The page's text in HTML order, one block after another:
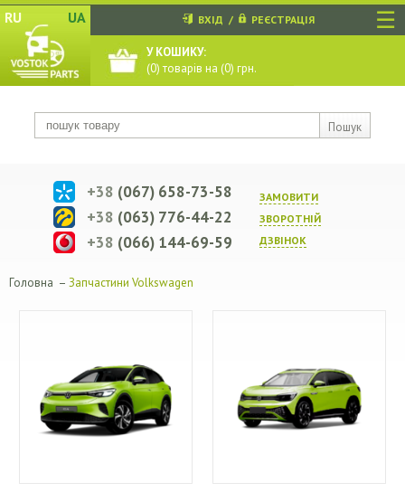
☰
RU UA
Пошук
ВХІД / РЕЄСТРАЦІЯ
У КОШИКУ:
(0) товарів на (0) грн.
ЗАМОВИТИ
ЗВОРОТНIЙ
ДЗВIНОК
+38 (067) 658-73-58
+38 (063) 776-44-22
+38 (066) 144-69-59
Головна – Запчастини Volkswagen